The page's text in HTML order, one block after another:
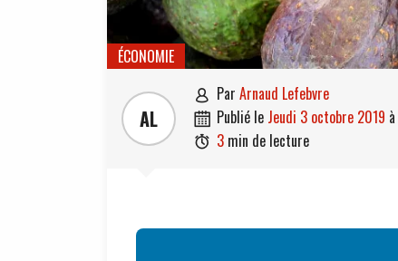
ÉCONOMIE
AL
 par Arnaud Lefebvre
 publié le jeudi 3 octobre 2019 à
 3 min de lecture